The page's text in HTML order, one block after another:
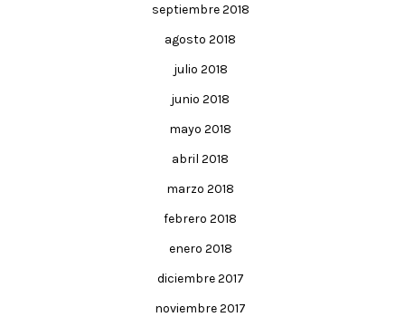
septiembre 2018
agosto 2018
julio 2018
junio 2018
mayo 2018
abril 2018
marzo 2018
febrero 2018
enero 2018
diciembre 2017
noviembre 2017